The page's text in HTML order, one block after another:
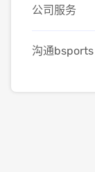
公司服务
沟通bsports